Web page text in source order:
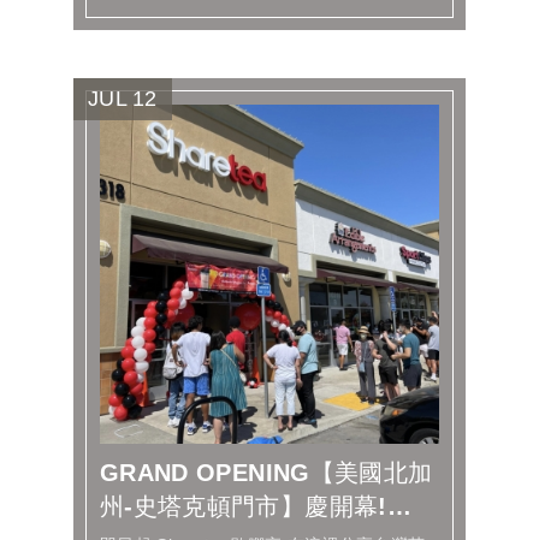
JUL 12
GRAND OPENING【美國北加
州-史塔克頓門市】慶開幕!